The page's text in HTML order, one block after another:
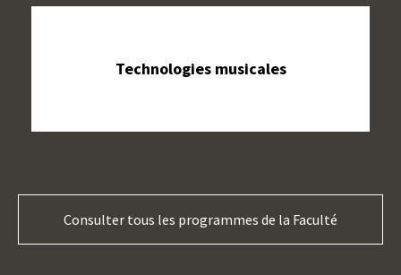
Technologies musicales
Consulter tous les programmes de la Faculté